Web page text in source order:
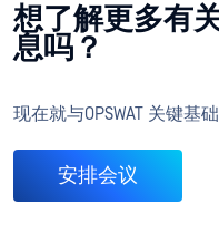
想了解更多有
息吗？
现在就与OPSWAT 关键基
安排会议